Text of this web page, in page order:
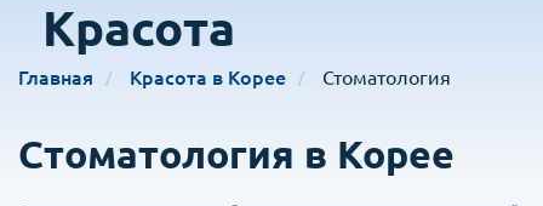
Красота
Главная Красота в Корее Стоматология
Стоматология в Корее